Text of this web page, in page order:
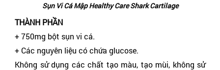
Sụn Vi Cá Mập Healthy Care Shark Cartilage
THÀNH PHẦN
+ 750mg bột sụn vi cá.
+ Các nguyên liệu có chứa glucose.
Không sử dụng các chất tạo màu, tạo mùi, không sử